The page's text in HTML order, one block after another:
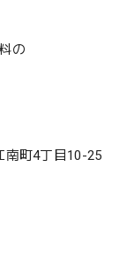
の
南町4丁目10-25